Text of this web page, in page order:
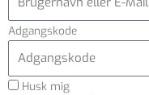
Adgangskode
Husk mig